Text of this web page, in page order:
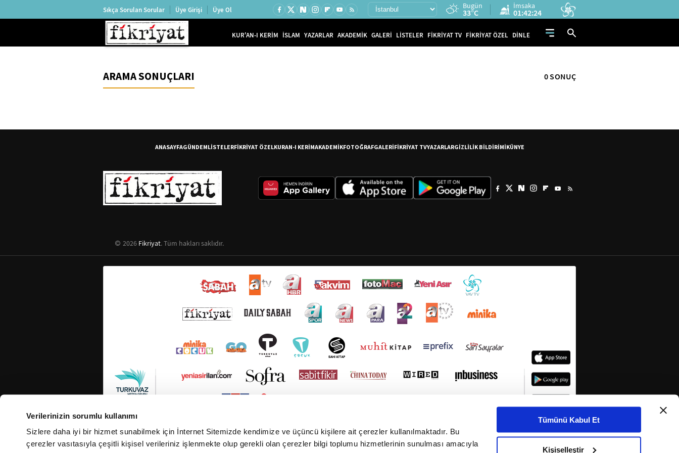
Verilerinizin sorumlu kullanımı
Sizlere daha iyi bir hizmet sunabilmek için İnternet Sitemizde kendimize ve üçüncü kişilere ait çerezler kullanılmaktadır. Bu
çerezler vasıtasıyla çeşitli kişisel verileriniz işlenmekte olup gerekli olan çerezler bilgi toplumu hizmetlerinin sunulması amacıyla
Tümünü Kabul Et
Kişiselleştir
Sıkça Sorulan Sorular Üye Girişi Üye Ol Bugün
33°C
İmsaka
01:42:24
KUR'AN-I KERİM İSLAM YAZARLAR AKADEMİK GALERİ LİSTELER FİKRİYAT TV FİKRİYAT ÖZEL DİNLE
ARAMA SONUÇLARI 0 SONUÇ
ANASAYFAGÜNDEMLİSTELERFİKRİYAT ÖZELKURAN-I KERİMAKADEMİKFOTOĞRAFGALERİFİKRİYAT TVYAZARLARGİZLİLİK BİLDİRİMİKÜNYE
2026 Fikriyat. Tüm hakları saklıdır.